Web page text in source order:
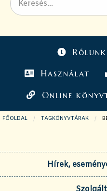
Rólunk
Használat
Online
FŐOLDAL TAGKÖNYVTÁRAK
Hírek,